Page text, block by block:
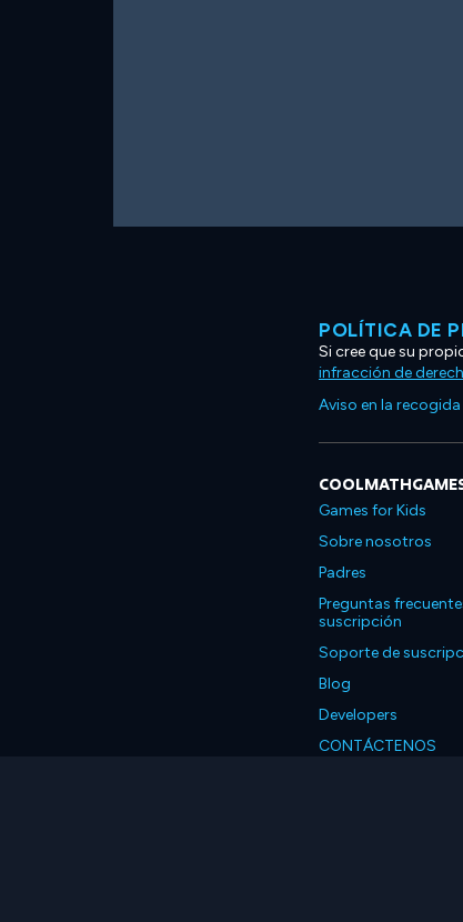
POLÍTICA DE
Si cree que su
infracción de
Aviso en la recogida
Games for Kids
Sobre nosotros
Padres
Preguntas
suscripción
Soporte de
Blog
Developers
CONTÁCTENOS